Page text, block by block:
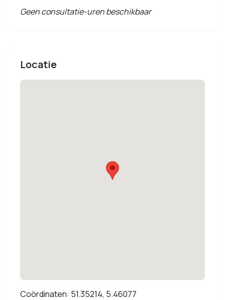
Geen consultatie-uren beschikbaar
Locatie
Coördinaten: 51.35214, 5.46077